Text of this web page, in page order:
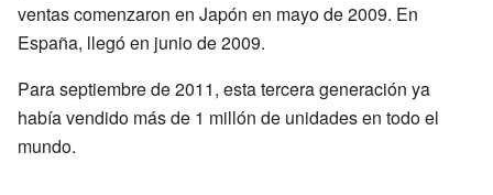
ventas comenzaron en Japón en mayo de 2009. En
España, llegó en junio de 2009.
Para septiembre de 2011, esta tercera generación ya
había vendido más de 1 millón de unidades en todo el
mundo.